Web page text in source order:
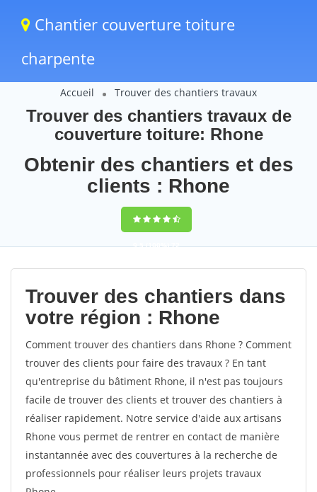
Chantier couverture toiture
charpente
Accueil Trouver des chantiers travaux
Trouver des chantiers travaux de
couverture toiture: Rhone
Obtenir des chantiers et des
clients : Rhone
9,5(100%)72
votes
Trouver des chantiers dans
votre région : Rhone
Comment trouver des chantiers dans Rhone ? Comment
trouver des clients pour faire des travaux ? En tant
qu'entreprise du bâtiment Rhone, il n'est pas toujours
facile de trouver des clients et trouver des chantiers à
réaliser rapidement. Notre service d'aide aux artisans
Rhone vous permet de rentrer en contact de manière
instantannée avec des couvertures à la recherche de
professionnels pour réaliser leurs projets travaux